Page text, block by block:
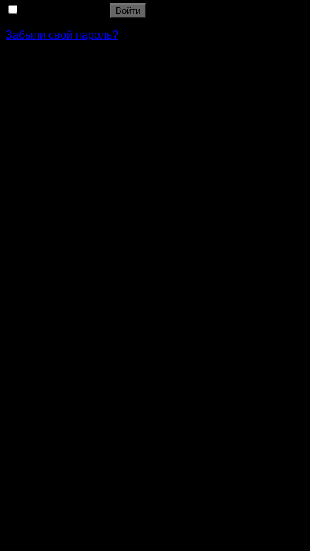
Войти
Забыли свой пароль?